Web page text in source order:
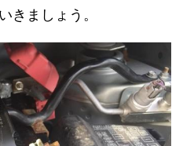
きましょう。